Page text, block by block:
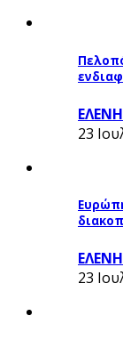
23
23